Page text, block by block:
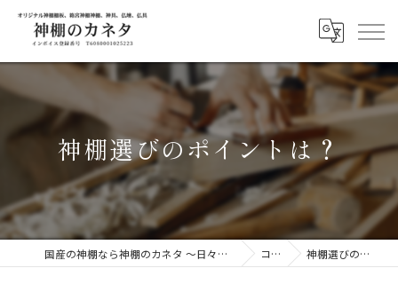
神棚選びのポイントは？
国産の神棚なら神棚のカネタ ～日々のしあわせを感じる物を～ コラム 神棚選びのポイントは？